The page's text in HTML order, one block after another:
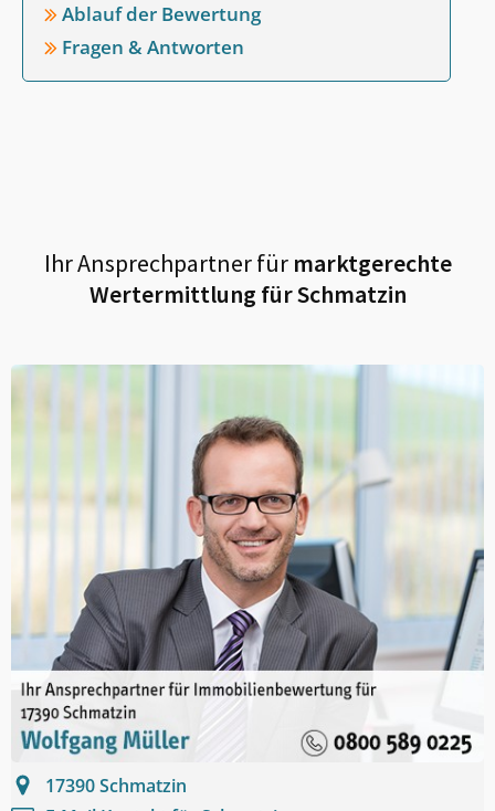
Ablauf der Bewertung
Fragen & Antworten
Ihr Ansprechpartner fürmarktgerechte
Wertermittlung fürSchmatzin
17390Schmatzin